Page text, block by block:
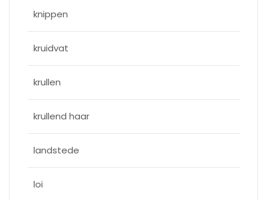
knippen
kruidvat
krullen
krullend haar
landstede
loi